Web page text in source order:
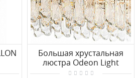
Большая хрустальная
люстра Odeon Light
BULLON 5069/12